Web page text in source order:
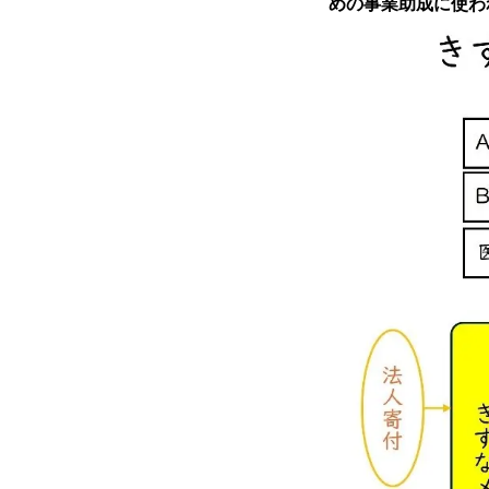
めの事業助成に使